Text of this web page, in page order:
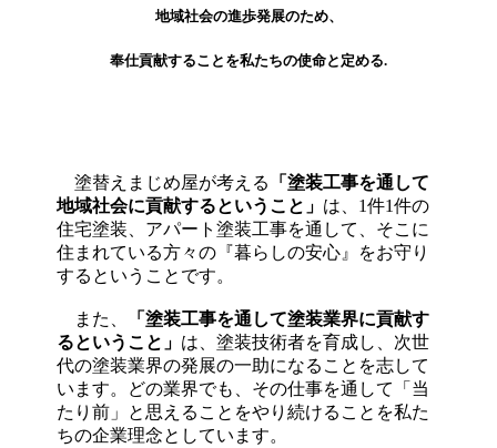
地域社会の進歩発展のため、
奉仕貢献することを私たちの使命と定める.
塗替えまじめ屋が考える
「塗装工事を通して
地域社会に貢献するということ」 は、1件1件の
住宅塗装、アパート塗装工事を通して、そこに
住まれている方々の『暮らしの安心』をお守り
するということです。
また、
「塗装工事を通して塗装業界に貢献す
るということ」 は、塗装技術者を育成し、次世
代の塗装業界の発展の一助になることを志して
います。どの業界でも、その仕事を通して「当
たり前」と思えることをやり続けることを私た
ちの企業理念としています。